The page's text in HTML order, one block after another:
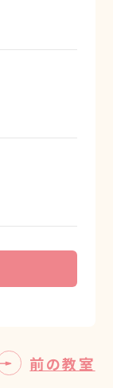
前の教室